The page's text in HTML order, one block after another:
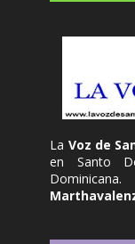
La Voz de
en Santo
Dominicana.